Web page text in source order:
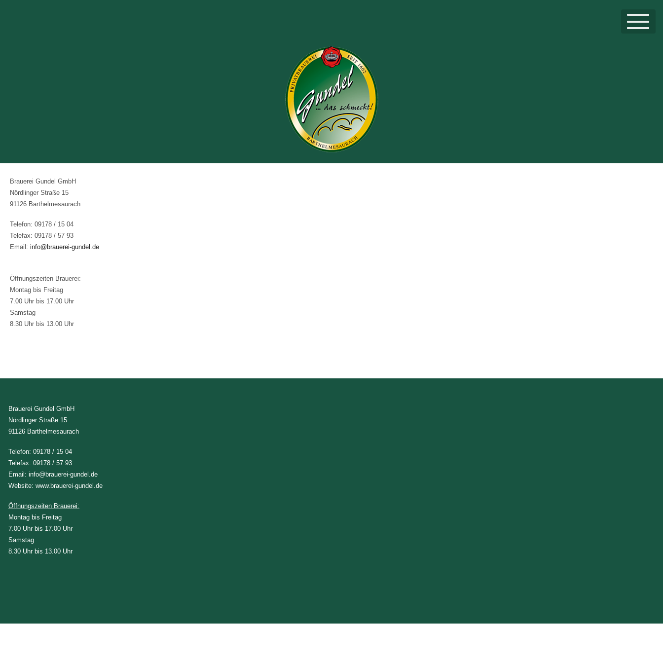
Brauerei Gundel GmbH
Nördlinger Straße 15
91126 Barthelmesaurach
Telefon: 09178 / 15 04
Telefax: 09178 / 57 93
Email: info@brauerei-gundel.de
Öffnungszeiten Brauerei:
Montag bis Freitag
7.00 Uhr bis 17.00 Uhr
Samstag
8.30 Uhr bis 13.00 Uhr
Brauerei Gundel GmbH
Nördlinger Straße 15
91126 Barthelmesaurach
Telefon: 09178 / 15 04
Telefax: 09178 / 57 93
Email: info@brauerei-gundel.de
Website: www.brauerei-gundel.de
Öffnungszeiten Brauerei:
Montag bis Freitag
7.00 Uhr bis 17.00 Uhr
Samstag
8.30 Uhr bis 13.00 Uhr